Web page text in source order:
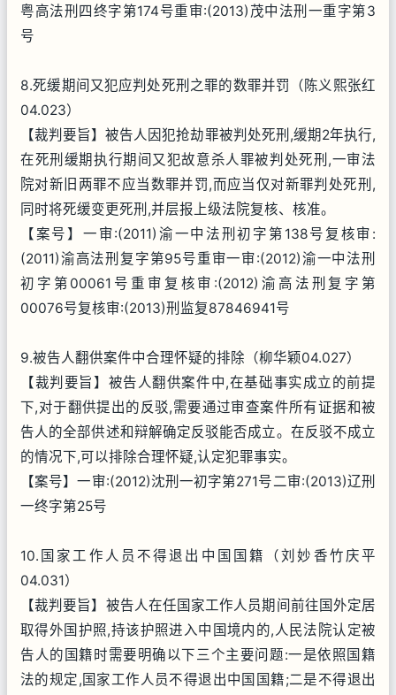
粤高法刑四终字第174号重审:(2013)茂中法刑一重字第3
号
8.死缓期间又犯应判处死刑之罪的数罪并罚（陈义熙张红
04.023）
【裁判要旨】被告人因犯抢劫罪被判处死刑,缓期2年执行,
在死刑缓期执行期间又犯故意杀人罪被判处死刑,一审法
院对新旧两罪不应当数罪并罚,而应当仅对新罪判处死刑,
同时将死缓变更死刑,并层报上级法院复核、核准。
【案号】一审:(2011)渝一中法刑初字第138号复核审:
(2011)渝高法刑复字第95号重审一审:(2012)渝一中法刑
初字第00061号重审复核审:(2012)渝高法刑复字第
00076号复核审:(2013)刑监复87846941号
9.被告人翻供案件中合理怀疑的排除（柳华颖04.027）
【裁判要旨】被告人翻供案件中,在基础事实成立的前提
下,对于翻供提出的反驳,需要通过审查案件所有证据和被
告人的全部供述和辩解确定反驳能否成立。在反驳不成立
的情况下,可以排除合理怀疑,认定犯罪事实。
【案号】一审:(2012)沈刑一初字第271号二审:(2013)辽刑
一终字第25号
10.国家工作人员不得退出中国国籍（刘妙香竹庆平
04.031）
【裁判要旨】被告人在任国家工作人员期间前往国外定居
取得外国护照,持该护照进入中国境内的,人民法院认定被
告人的国籍时需要明确以下三个主要问题:一是依照国籍
法的规定,国家工作人员不得退出中国国籍;二是不得退出